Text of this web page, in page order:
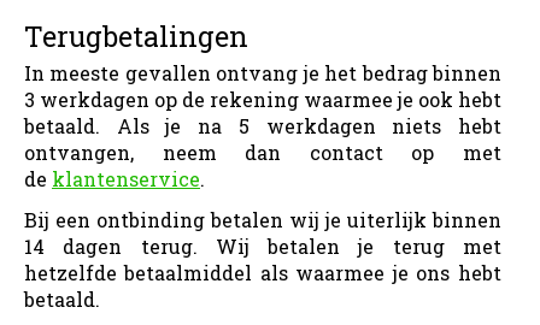
Terugbetalingen
In meeste gevallen ontvang je het bedrag binnen
3 werkdagen op de rekening waarmee je ook hebt
betaald. Als je na 5 werkdagen niets hebt
ontvangen, neem dan contact op met
de klantenservice.
Bij een ontbinding betalen wij je uiterlijk binnen
14 dagen terug. Wij betalen je terug met
hetzelfde betaalmiddel als waarmee je ons hebt
betaald.